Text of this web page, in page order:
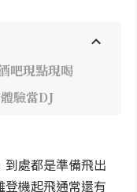
吧現點現喝
驗當DJ
處都是準備飛出
機起飛通常還有